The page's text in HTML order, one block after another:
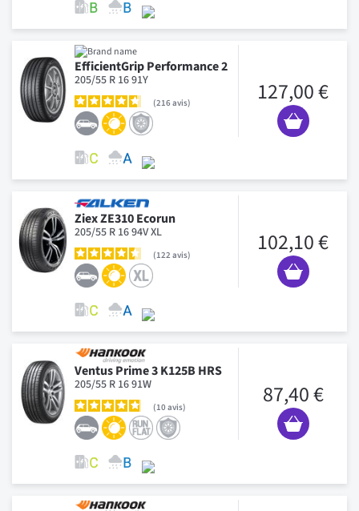
EfficientGrip Performance 2
205/55 R 16 91Y
216avis 127,00 €
Ziex ZE310 Ecorun
205/55 R 16 94V XL
122 avis 102,10 €
Ventus Prime 3 K125B HRS
205/55 R 16 91W
10avis 87,40 €